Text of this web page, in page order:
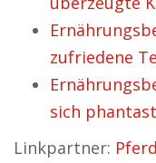
zufriedene
sich
Linkpartner: